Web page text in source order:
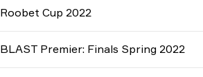
Roobet Cup 2022
BLAST Premier: Finals Spring 2022